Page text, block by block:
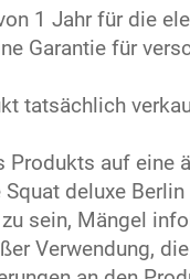
1 Jahr für die
Garantie für
tatsächlich
Produkts auf eine
deluxe
sein, Mängel
Verwendung,